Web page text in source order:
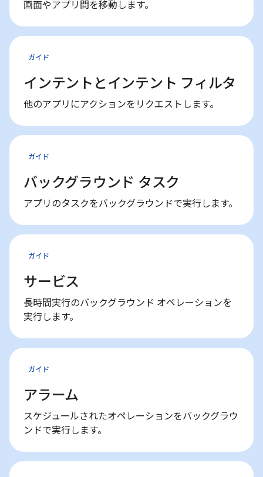
画面やアプリ間を移動します。
ガイド
インテントとインテント フィルタ
他のアプリにアクションをリクエストします。
ガイド
バックグラウンド タスク
アプリのタスクをバックグラウンドで実行します。
ガイド
サービス
長時間実行のバックグラウンド オペレーションを
実行します。
ガイド
アラーム
スケジュールされたオペレーションをバックグラウ
ンドで実行します。